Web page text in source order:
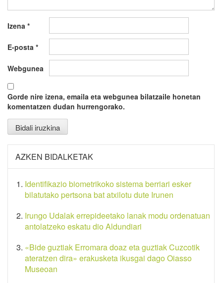
Izena *
E-posta *
Webgunea
Gorde nire izena, emaila eta webgunea bilatzaile honetan
komentatzen dudan hurrengorako.
AZKEN BIDALKETAK
Identifikazio biometrikoko sistema berriari esker
bilatutako pertsona bat atxilotu dute Irunen
Irungo Udalak errepideetako lanak modu ordenatuan
antolatzeko eskatu dio Aldundiari
«Bide guztiak Erromara doaz eta guztiak Cuzcotik
ateratzen dira» erakusketa ikusgai dago Oiasso
Museoan